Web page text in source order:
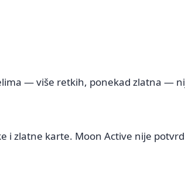
— više retkih, ponekad zlatna —
i zlatne karte. Moon Active nije